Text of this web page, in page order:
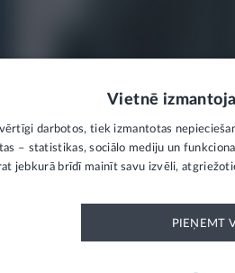
Vietnē
darbotos, tiek izmantotas
– statistikas, sociālo mediju un
jebkurā brīdī mainīt savu izvēli,
PIEŅEMT